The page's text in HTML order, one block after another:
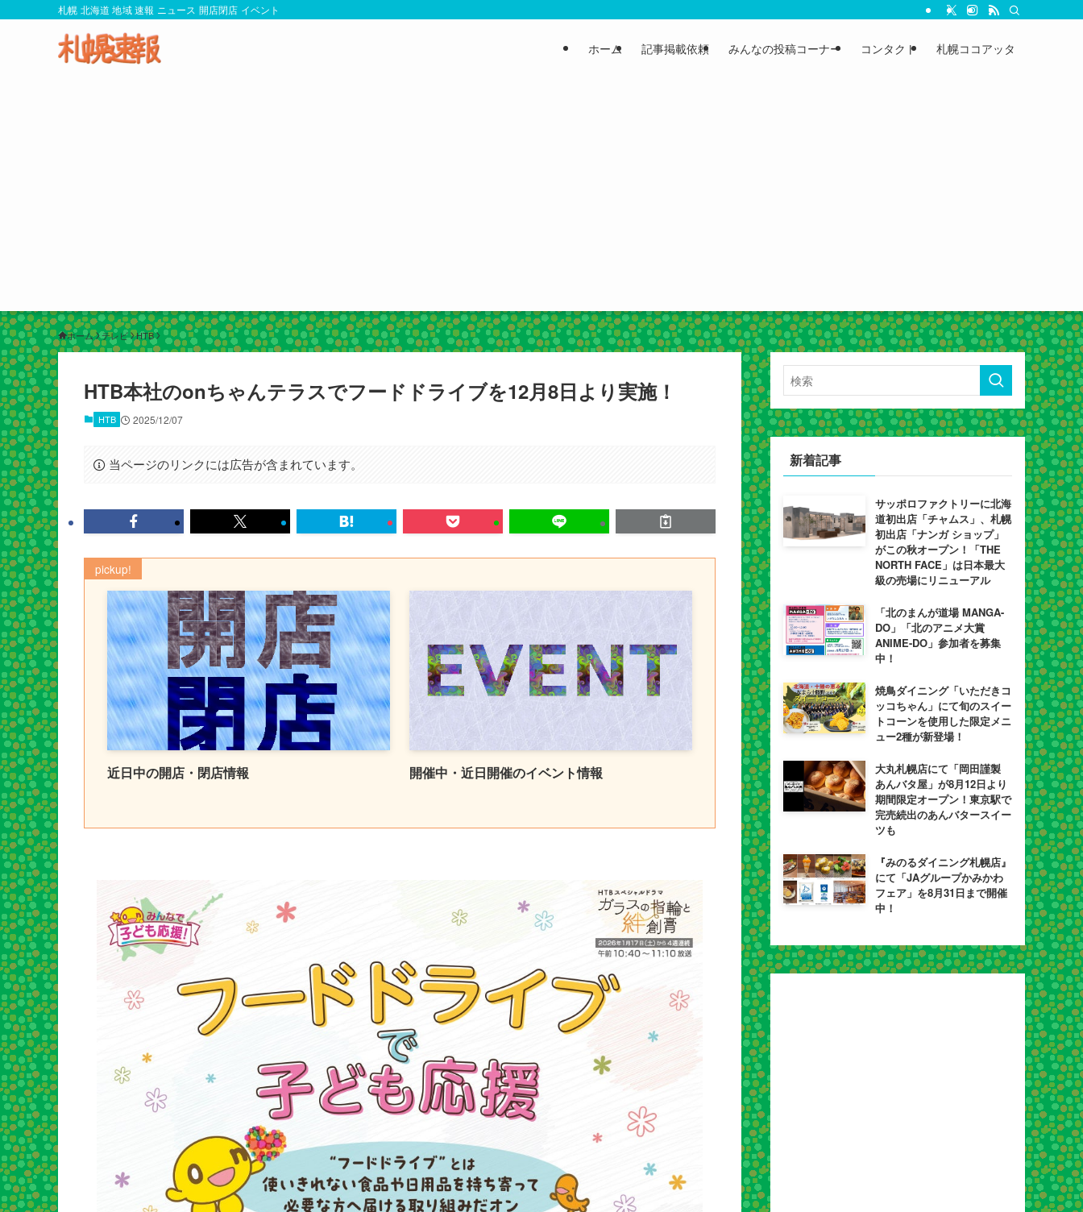
札幌 北海道 地域 速報 ニュース 開店閉店 イベント
ホーム 記事掲載依頼 みんなの投稿コーナー コンタクト 札幌ココアッタ
ホーム テレビ HTB
HTB本社のonちゃんテラスでフードドライブを12月8日より実施！
HTB 2025/12/07
当ページのリンクには広告が含まれています。
pickup!
近日中の開店・閉店情報 開催中・近日開催のイベント情報
新着記事
サッポロファクトリーに北海
道初出店「チャムス」、札幌
初出店「ナンガ ショップ」
がこの秋オープン！「THE
NORTH FACE」は日本最大
級の売場にリニューアル
「北のまんが道場 MANGA-
DO」「北のアニメ大賞
ANIME-DO」参加者を募集
中！
焼鳥ダイニング「いただきコ
ッコちゃん」にて旬のスイー
トコーンを使用した限定メニ
ュー2種が新登場！
大丸札幌店にて「岡田謹製
あんバタ屋」が8月12日より
期間限定オープン！東京駅で
完売続出のあんバタースイー
ツも
『みのるダイニング札幌店』
にて「JAグループかみかわ
フェア」を8月31日まで開催
中！